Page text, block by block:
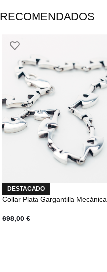
RECOMENDADOS
DESTACADO
Collar Plata Gargantilla Mecánica
698,00 €